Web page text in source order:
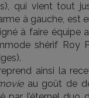
qui vient tout
à gauche, est
à faire équipe
shérif Roy
ainsi la
au goût de